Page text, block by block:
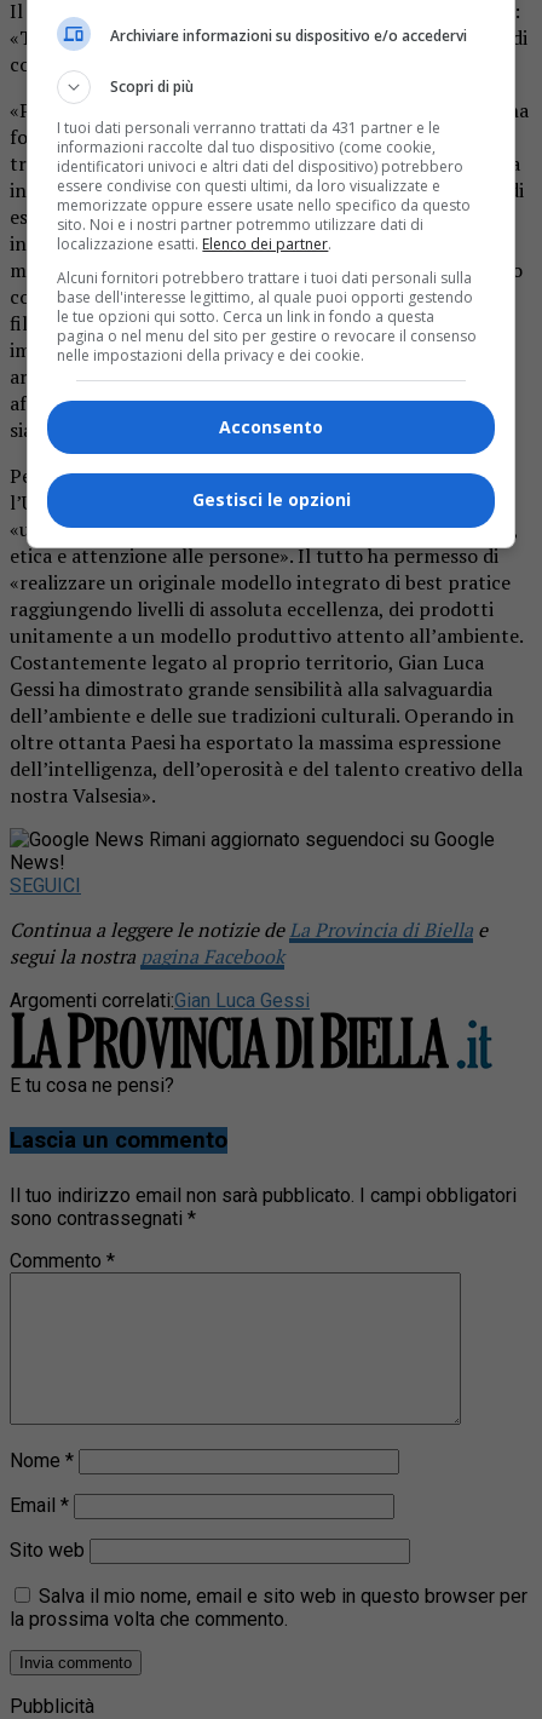
Il Premio Lancia 2022 è stato assegnato a Gian Luca Gessi:
«Testimone di innovazione, etica e qualità». La cerimonia di
consegna sarà il 16 dicembre al Civico di Varallo.
«Presidente e amministratore delegato di Gessi SpA, che ha
fondato con il padre Umberto nel 1992, ha saputo
trasformare in pochi anni l’azienda da una piccola officina
in un primato italiano e internazionale nella produzione di
esclusivi elementi d’arredo per il benessere della persona,
in bagno e in cucina, divenuti icone del made in Italy nel
mondo. Dall’intuizione di trasformare un prodotto a basso
contenuto di innovazione in un oggetto di design alla
filosofia del Private Wellness, ha percorso strade
imprenditoriali innovative, unendo hi-tech e maestria
artigianale per conseguire eccellenza nella produzione e
affidabilità ecologica, sempre nel rispetto delle persone,
siano esse suoi clienti o dipendenti».
Per il premio a Gian Luca Gessi, Cavaliere del lavoro,
l’Unione montana parla della sua capacità di introdurre
«un innovativo connubio tra tecnologia, eco-architettura,
etica e attenzione alle persone». Il tutto ha permesso di
«realizzare un originale modello integrato di best pratice
raggiungendo livelli di assoluta eccellenza, dei prodotti
unitamente a un modello produttivo attento all’ambiente.
Costantemente legato al proprio territorio, Gian Luca
Gessi ha dimostrato grande sensibilità alla salvaguardia
dell’ambiente e delle sue tradizioni culturali. Operando in
oltre ottanta Paesi ha esportato la massima espressione
dell’intelligenza, dell’operosità e del talento creativo della
nostra Valsesia».
Rimani aggiornato seguendoci su Google
News!
SEGUICI
Continua a leggere le notizie deLa Provincia di Biella e
segui la nostra pagina Facebook
Argomenti correlati:Gian Luca Gessi
E tu cosa ne pensi?
Lascia un commento
Il tuo indirizzo email non sarà pubblicato. I campi obbligatori
sono contrassegnati *
Commento *
Nome *
Email *
Sito web
Salva il mio nome, email e sito web in questo browser per
la prossima volta che commento.
Pubblicità
Archiviare informazioni su dispositivo e/o accedervi
Scopri di più
I tuoi dati personali verranno trattati da 431 partner e le
informazioni raccolte dal tuo dispositivo (come cookie,
identificatori univoci e altri dati del dispositivo) potrebbero
essere condivise con questi ultimi, da loro visualizzate e
memorizzate oppure essere usate nello specifico da questo
sito. Noi e i nostri partner potremmo utilizzare dati di
localizzazione esatti. Elenco dei partner.
Alcuni fornitori potrebbero trattare i tuoi dati personali sulla
base dell'interesse legittimo, al quale puoi opporti gestendo
le tue opzioni qui sotto. Cerca un link in fondo a questa
pagina o nel menu del sito per gestire o revocare il consenso
nelle impostazioni della privacy e dei cookie.
Acconsento
Gestisci le opzioni